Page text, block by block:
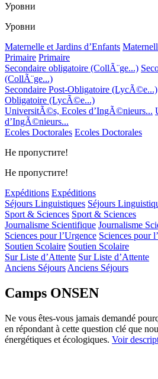
Уровни
Уровни
Maternelle et Jardins d’Enfants
Primaire Primaire
Secondaire obligatoire (CollÃ¨ge...)
(CollÃ¨ge...)
Secondaire Post-Obligatoire (LycÃ©e...)
Obligatoire (LycÃ©e...)
UniversitÃ©s, Ecoles d’IngÃ©nieurs...
d’IngÃ©nieurs...
Ecoles Doctorales Ecoles Doctorales
Не пропустите!
Не пропустите!
Expéditions Expéditions
Séjours Linguistiques Séjours
Sport & Sciences Sport & Sciences
Journalisme Scientifique Journalisme
Sciences pour l’Urgence Sciences pour
Soutien Scolaire Soutien Scolaire
Sur Liste d’Attente Sur Liste d’Attente
Anciens Séjours Anciens Séjours
Camps ONSEN
Ne vous êtes-vous jamais demandé
en répondant à cette question clé que
énergétiques et écologiques. Voir